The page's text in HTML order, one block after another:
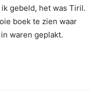
gebeld, het was Tiril.
boek te zien waar
waren geplakt.